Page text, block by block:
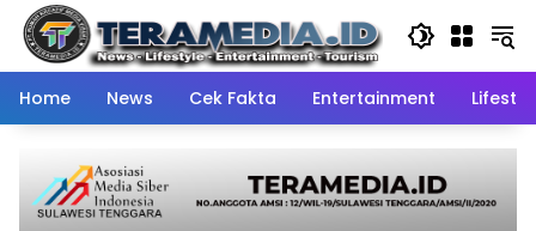
Skip
content
Home
News Cek Fakta Entertainment